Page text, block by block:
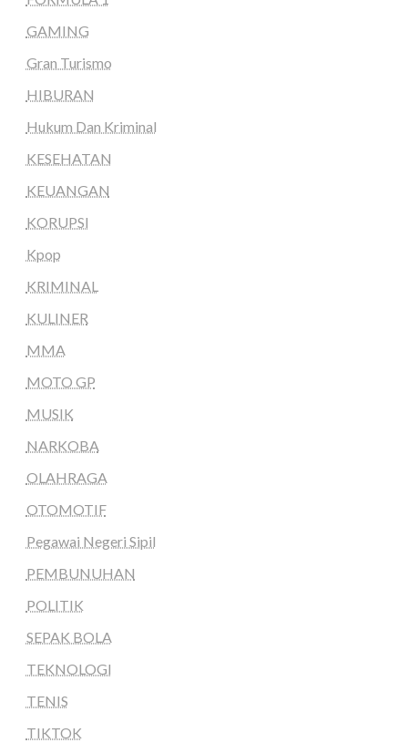
GAMING
Gran Turismo
HIBURAN
Hukum Dan Kriminal
KESEHATAN
KEUANGAN
KORUPSI
Kpop
KRIMINAL
KULINER
MMA
MOTO GP
MUSIK
NARKOBA
OLAHRAGA
OTOMOTIF
Pegawai Negeri Sipil
PEMBUNUHAN
POLITIK
SEPAK BOLA
TEKNOLOGI
TENIS
TIKTOK